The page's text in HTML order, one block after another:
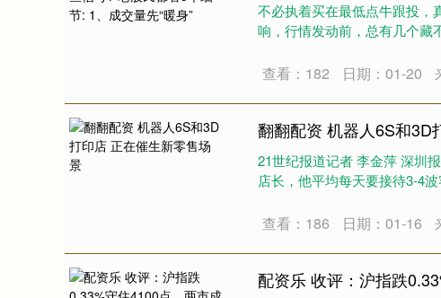
不必执着买在最低点牛跟投，
响，行情发动前，总有几个藏
查看：182 日期：01-20
翻翻配资 机器人6S和3D
21世纪报道记者 李金萍 深圳
店长，他平均每天要接待3-4
查看：186 日期：01-16
配资乐 收评：沪指跌